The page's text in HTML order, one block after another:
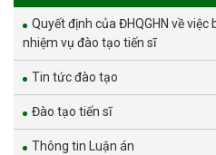
Quyết định của ĐHQGHN về
nhiệm vụ đào tạo tiến sĩ
Tin tức đào tạo
Đào tạo tiến sĩ
Thông tin Luận án